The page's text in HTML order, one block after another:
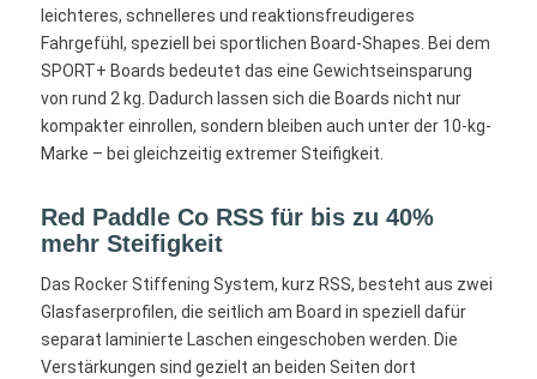
leichteres, schnelleres und reaktionsfreudigeres
Fahrgefühl, speziell bei sportlichen Board-Shapes. Bei dem
SPORT+ Boards bedeutet das eine Gewichtseinsparung
von rund 2 kg. Dadurch lassen sich die Boards nicht nur
kompakter einrollen, sondern bleiben auch unter der 10-kg-
Marke – bei gleichzeitig extremer Steifigkeit.
Red Paddle Co RSS für bis zu 40%
mehr Steifigkeit
Das Rocker Stiffening System, kurz RSS, besteht aus zwei
Glasfaserprofilen, die seitlich am Board in speziell dafür
separat laminierte Laschen eingeschoben werden. Die
Verstärkungen sind gezielt an beiden Seiten dort